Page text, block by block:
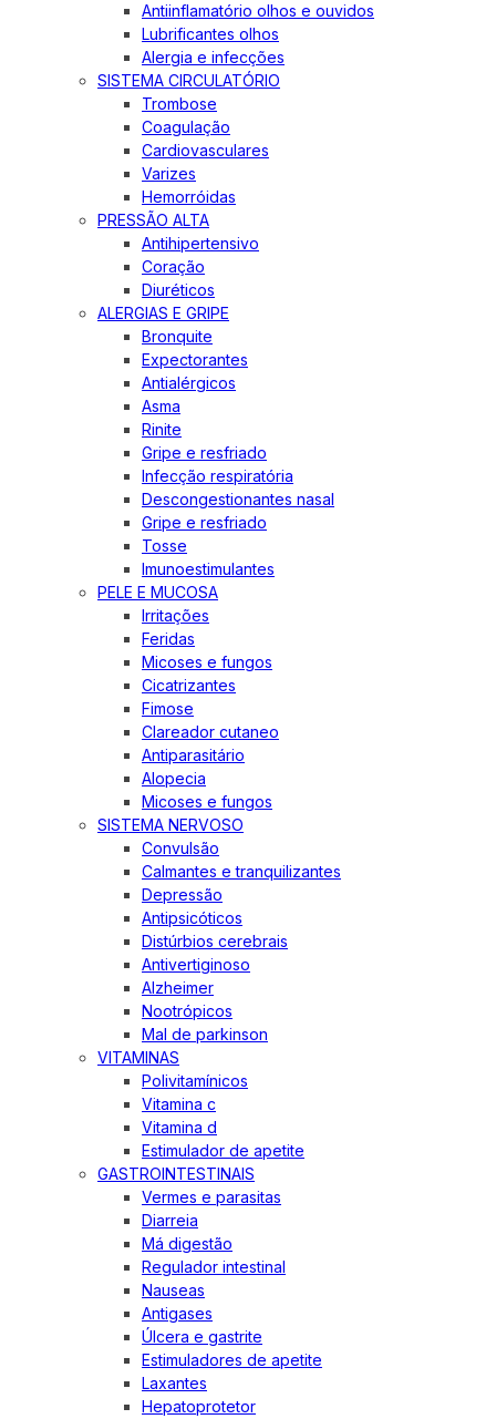
Antiinflamatório olhos e ouvidos
Lubrificantes olhos
Alergia e infecções
SISTEMA CIRCULATÓRIO
Trombose
Coagulação
Cardiovasculares
Varizes
Hemorróidas
PRESSÃO ALTA
Antihipertensivo
Coração
Diuréticos
ALERGIAS E GRIPE
Bronquite
Expectorantes
Antialérgicos
Asma
Rinite
Gripe e resfriado
Infecção respiratória
Descongestionantes nasal
Gripe e resfriado
Tosse
Imunoestimulantes
PELE E MUCOSA
Irritações
Feridas
Micoses e fungos
Cicatrizantes
Fimose
Clareador cutaneo
Antiparasitário
Alopecia
Micoses e fungos
SISTEMA NERVOSO
Convulsão
Calmantes e tranquilizantes
Depressão
Antipsicóticos
Distúrbios cerebrais
Antivertiginoso
Alzheimer
Nootrópicos
Mal de parkinson
VITAMINAS
Polivitamínicos
Vitamina c
Vitamina d
Estimulador de apetite
GASTROINTESTINAIS
Vermes e parasitas
Diarreia
Má digestão
Regulador intestinal
Nauseas
Antigases
Úlcera e gastrite
Estimuladores de apetite
Laxantes
Hepatoprotetor